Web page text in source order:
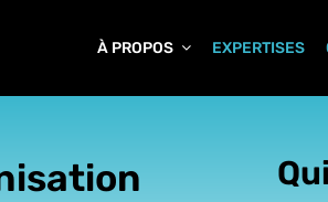
À PROPOS EXPERTISES